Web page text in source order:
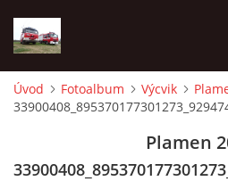
TECHNIKA
HISTORIE
Úvod Fotoalbum Výcvik
Plamen